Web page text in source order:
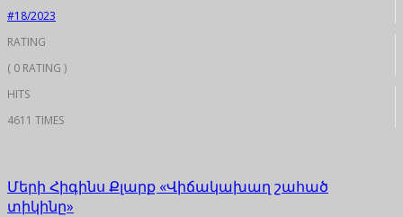
#18/2023
RATING
( 0 RATING )
HITS
4611 TIMES
Մերի Հիգինս Քլարք «Վիճակախաղ շահած
տիկինը»